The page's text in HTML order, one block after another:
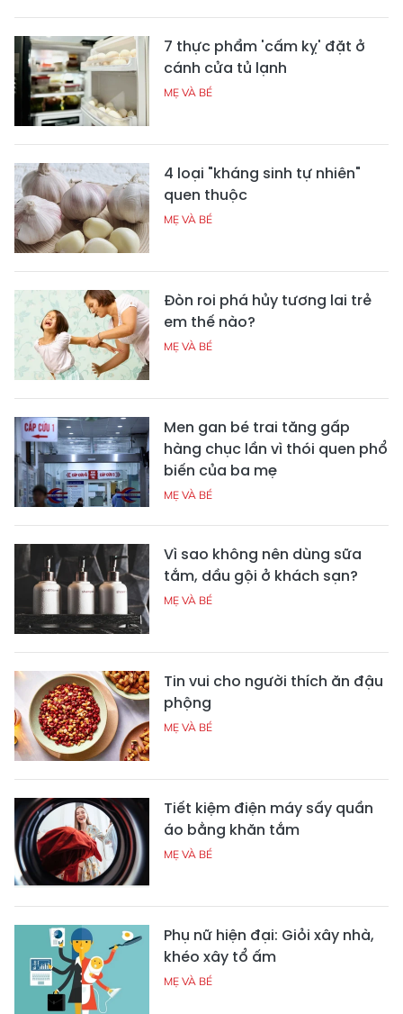
7 thực phẩm 'cấm kỵ' đặt ở
cánh cửa tủ lạnh
MẸ VÀ BÉ
4 loại "kháng sinh tự nhiên"
quen thuộc
MẸ VÀ BÉ
Đòn roi phá hủy tương lai trẻ
em thế nào?
MẸ VÀ BÉ
Men gan bé trai tăng gấp
hàng chục lần vì thói quen phổ
biến của ba mẹ
MẸ VÀ BÉ
Vì sao không nên dùng sữa
tắm, dầu gội ở khách sạn?
MẸ VÀ BÉ
Tin vui cho người thích ăn đậu
phộng
MẸ VÀ BÉ
Tiết kiệm điện máy sấy quần
áo bằng khăn tắm
MẸ VÀ BÉ
Phụ nữ hiện đại: Giỏi xây nhà,
khéo xây tổ ấm
MẸ VÀ BÉ